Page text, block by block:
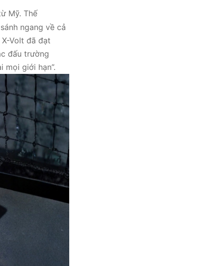
Mỹ. Thế
ngang về cả
Volt đã đạt
đấu trường
mọi giới hạn”.